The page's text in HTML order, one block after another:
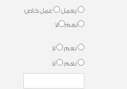
يعمل
عمل خاص
نعم لا
نعم لا
نعم
لا